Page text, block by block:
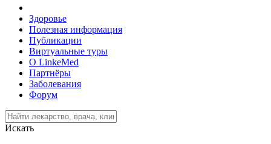
Здоровье
Полезная информация
Публикации
Виртуальные туры
О LinkeMed
Партнёры
Заболевания
Форум
Искать